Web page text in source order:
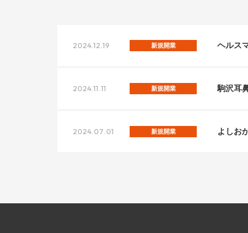
2024.12.19 新規開業 ヘルス
2024.11.11 新規開業 駒沢耳
2024.07.01 新規開業 よしお